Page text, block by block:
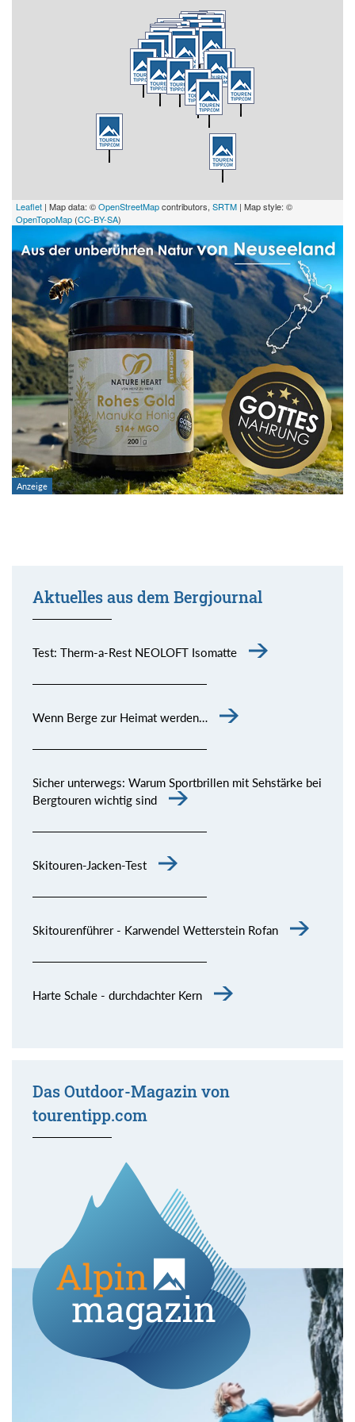
Leaflet | Map data: ©OpenStreetMapcontributors, SRTM | Map style: ©
OpenTopoMap (CC-BY-SA)
Aktuelles aus dem Bergjournal
Test: Therm-a-Rest NEOLOFT Isomatte
Wenn Berge zur Heimat werden…
Sicher unterwegs: Warum Sportbrillen mit Sehstärke bei
Bergtouren wichtig sind
Skitouren-Jacken-Test
Skitourenführer - Karwendel Wetterstein Rofan
Harte Schale - durchdachter Kern
Das Outdoor-Magazin von
tourentipp.com